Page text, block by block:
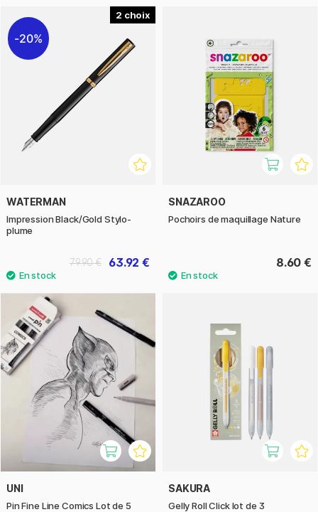
2
20%
WATERMAN
Impression Black/Gold Stylo-
plume
63.92 €
79.90 €
SNAZAROO
Pochoirs de maquillage Nature
8.60 €
UNI
Pin Fine Line Comics Lot de 5
SAKURA
Gelly Roll Click lot de 3